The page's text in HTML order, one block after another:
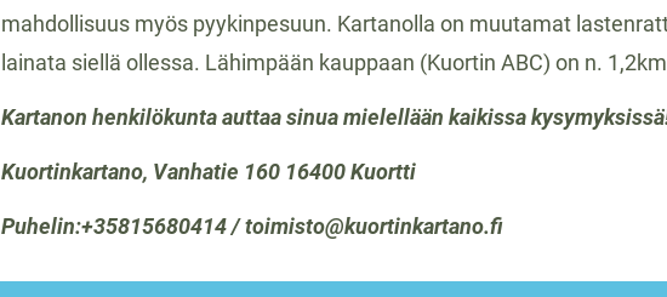
mahdollisuus myös pyykinpesuun. Kartanolla on muutamat
lainata siellä ollessa. Lähimpään kauppaan (Kuortin ABC) on n.
Kartanon henkilökunta auttaa sinua mielellään kaikissa
Kuortinkartano, Vanhatie 160 16400 Kuortti
Puhelin:+35815680414 / toimisto@kuortinkartano.fi